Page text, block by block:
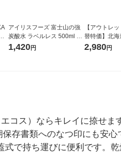
アイリスフーズ 富士山の強
炭酸水 ラベルレス 500ml 1
箱（24本入）
1,420円
【アウトレ
替特価】北
し 無洗米 5kg
2,980円
コス）ならキレイに捺せま
存書類へのなつ印にも安心
で持ち運びに便利です。